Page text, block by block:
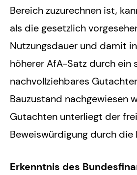
Bereich zuzurechnen ist,
als die gesetzlich
Nutzungsdauer und damit
höherer AfA-Satz durch ein
nachvollziehbares
Bauzustand nachgewiesen
Gutachten unterliegt der
Beweiswürdigung durch die
Erkenntnis des